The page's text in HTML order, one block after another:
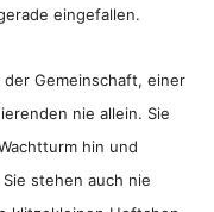
eingefallen.
der Gemeinschaft, einer
nie allein. Sie
hin und
stehen auch nie